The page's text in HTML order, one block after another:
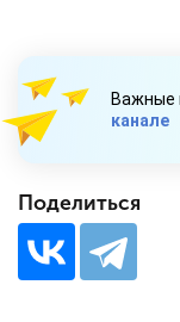
Важные
канале
Поделиться